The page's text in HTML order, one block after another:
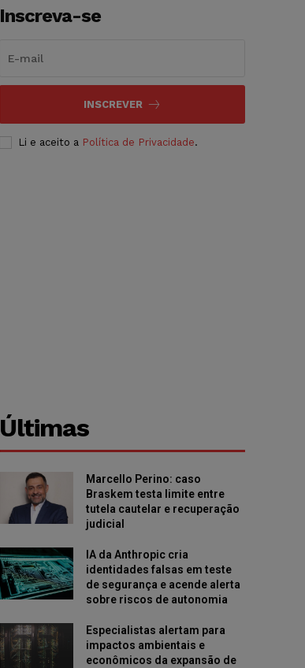
Inscreva-se
INSCREVER
Li e aceito a Política de Privacidade.
Últimas
Marcello Perino: caso
Braskem testa limite entre
tutela cautelar e recuperação
judicial
IA da Anthropic cria
identidades falsas em teste
de segurança e acende alerta
sobre riscos de autonomia
Especialistas alertam para
impactos ambientais e
econômicos da expansão de